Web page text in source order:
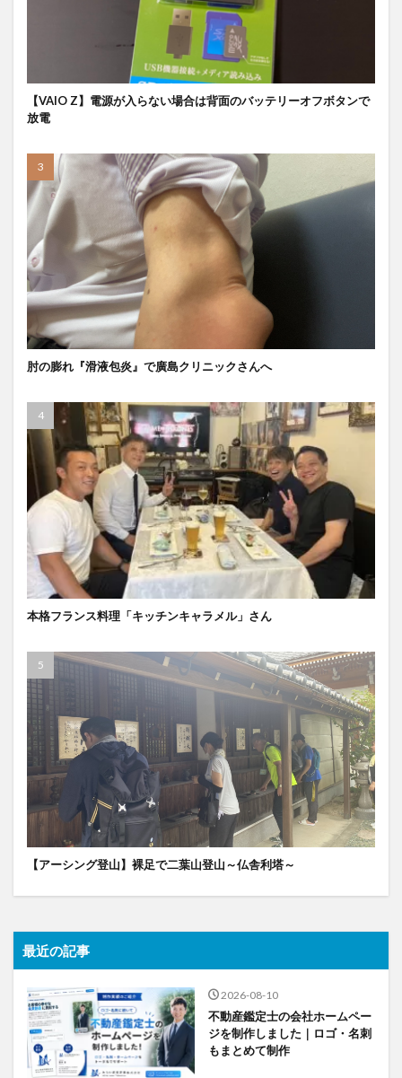
【VAIO Z】電源が入らない場合は背面のバッテリーオフボタンで
放電
肘の膨れ『滑液包炎』で廣島クリニックさんへ
本格フランス料理「キッチンキャラメル」さん
【アーシング登山】裸足で二葉山登山～仏舎利塔～
最近の記事
2026-08-10
不動産鑑定士の会社ホームペー
ジを制作しました｜ロゴ・名刺
もまとめて制作